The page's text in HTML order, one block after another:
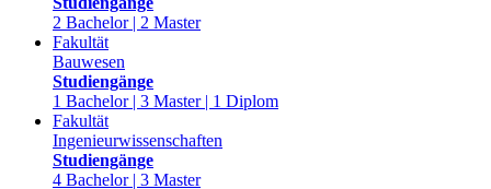
2 Bachelor | 2 Master
Fakultät
Bauwesen
Studiengänge
1 Bachelor | 3 Master | 1 Diplom
Fakultät
Ingenieurwissenschaften
Studiengänge
4 Bachelor | 3 Master